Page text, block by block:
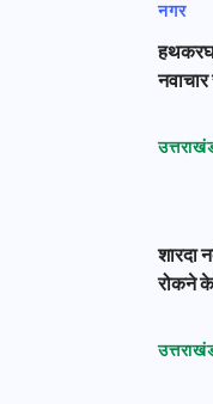
नगर
शारदा
रोकने